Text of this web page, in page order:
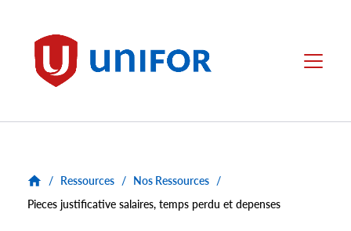
Unifor Menu
/ Ressources / Nos Ressources /
Pieces justificative salaires, temps perdu et depenses